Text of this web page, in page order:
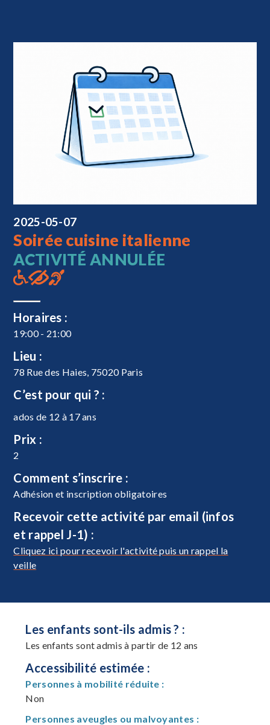
2025-05-07
Soirée cuisine italienne
ACTIVITÉ ANNULÉE
Horaires :
19:00 - 21:00
Lieu :
78 Rue des Haies, 75020 Paris
C’est pour qui ? :
ados de 12 à 17 ans
Prix :
2
Comment s’inscrire :
Adhésion et inscription obligatoires
Recevoir cette activité par email (infos
et rappel J-1) :
Cliquez ici pour recevoir l'activité puis un rappel la
veille
Les enfants sont-ils admis ? :
Les enfants sont admis à partir de 12 ans
Accessibilité estimée :
Personnes à mobilité réduite :
Non
Personnes aveugles ou malvoyantes :